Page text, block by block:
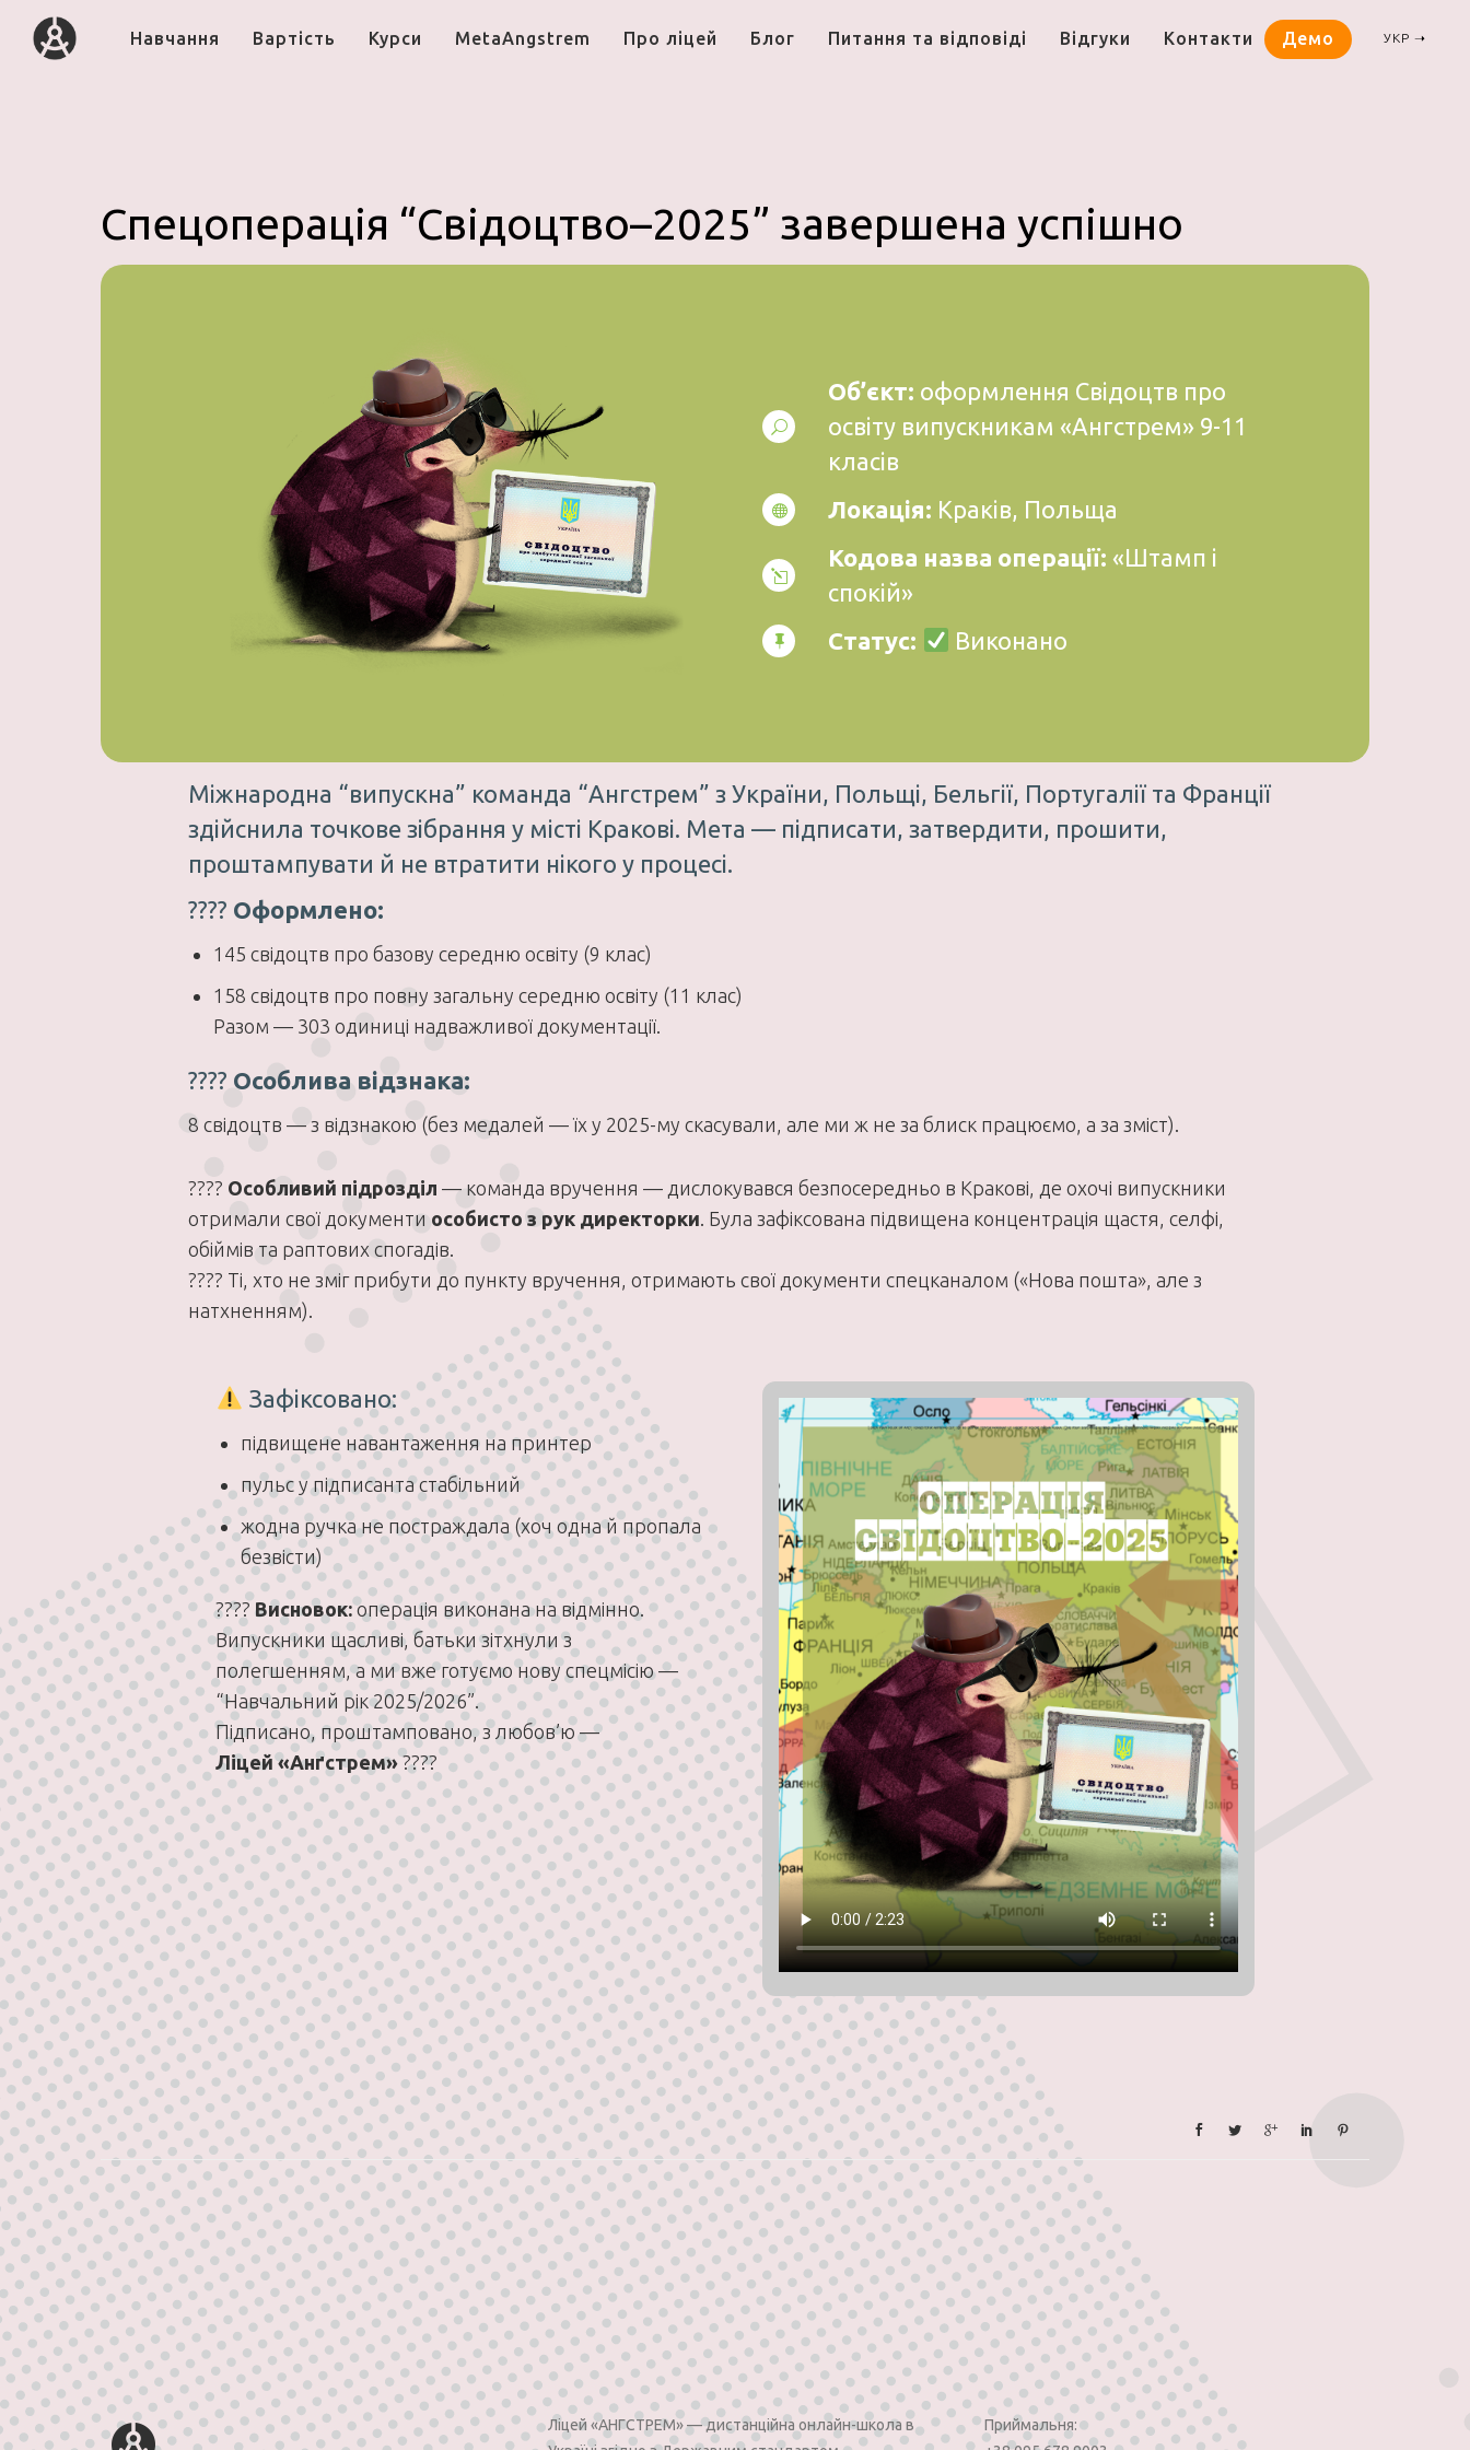
Навчання Вартість Курси MetaAngstrem Про лiцей Блог Питання та відповіді Відгуки Контакти Демо УКР ➝
Спецоперація “Свідоцтво–2025” завершена успішно
Об’єкт: оформлення Свідоцтв про
освіту випускникам «Ангстрем» 9-11
класів
Локація: Краків, Польща
Кодова назва операції: «Штамп і
спокій»
Статус:
Виконано
Міжнародна “випускна” команда “Ангстрем” з України, Польщі, Бельгії, Португалії та Франції
здійснила точкове зібрання у місті Кракові. Мета — підписати, затвердити, прошити,
проштампувати й не втратити нікого у процесі.
???? Оформлено:
145 свідоцтв про базову середню освіту (9 клас)
158 свідоцтв про повну загальну середню освіту (11 клас)
Разом — 303 одиниці надважливої документації.
???? Особлива відзнака:
8 свідоцтв — з відзнакою (без медалей — їх у 2025-му скасували, але ми ж не за блиск працюємо, а за зміст).
???? Особливий підрозділ — команда вручення — дислокувався безпосередньо в Кракові, де охочі випускники
отримали свої документи особисто з рук директорки. Була зафіксована підвищена концентрація щастя, селфі,
обіймів та раптових спогадів.
???? Ті, хто не зміг прибути до пункту вручення, отримають свої документи спецканалом («Нова пошта», але з
натхненням).
Зафіксовано:
підвищене навантаження на принтер
пульс у підписанта стабільний
жодна ручка не постраждала (хоч одна й пропала
безвісти)
???? Висновок:операція виконана на відмінно.
Випускники щасливі, батьки зітхнули з
полегшенням, а ми вже готуємо нову спецмісію —
“Навчальний рік 2025/2026”.
Підписано, проштамповано, з любов’ю —
Ліцей «Анґстрем»????
Лiцей «АНГСТРЕМ» —дистанційна онлайн-школа в
Приймальня: